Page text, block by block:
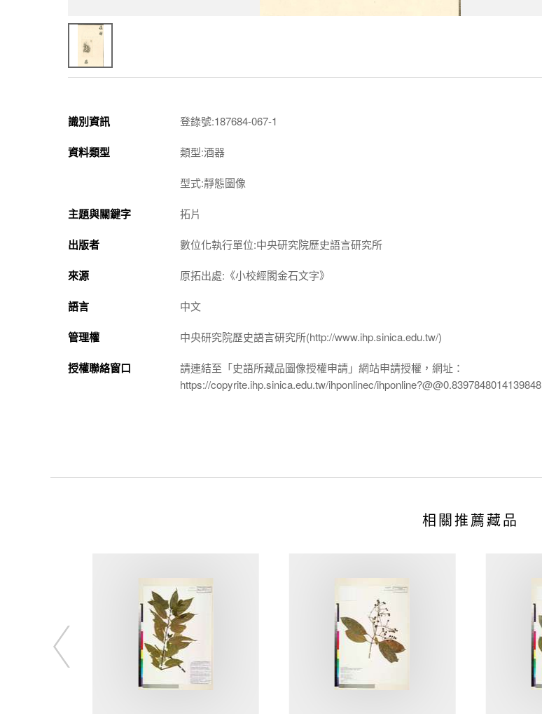
識別資訊 登錄號:187684-067-1
資料類型 類型:酒器
型式:靜態圖像
主題與關鍵字 拓片
出版者 數位化執行單位:中央研究院歷史語言研究所
來源 原拓出處:《小校經閣金石文字》
語言 中文
管理權 中央研究院歷史語言研究所(http://www.ihp.sinica.edu.tw/)
授權聯絡窗口
請連結至「史語所藏品圖像授權申請」網站申請授權，網址：
https://copyrite.ihp.sinica.edu.tw/ihponlinec/ihponline?@@0.8397848014139848
相關推薦藏品